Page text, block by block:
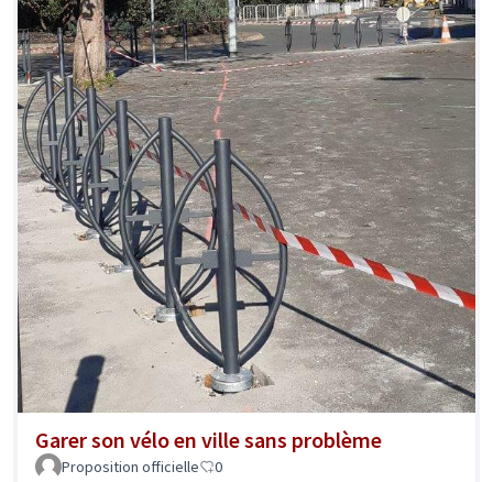
Garer son vélo en ville sans problème
Proposition officielle 0